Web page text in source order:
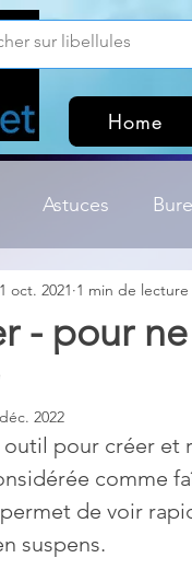
Home
Astuces
Customisation
de fichiers
Lightroom &
Mises à jour
- pour
oct. 2021 1 min de lecture
2022
pour créer et
comme
de voir
suspens.